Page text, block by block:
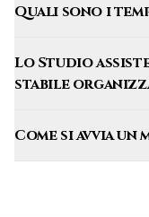
Quali sono i
Lo Studio
stabile
Come si avvia un